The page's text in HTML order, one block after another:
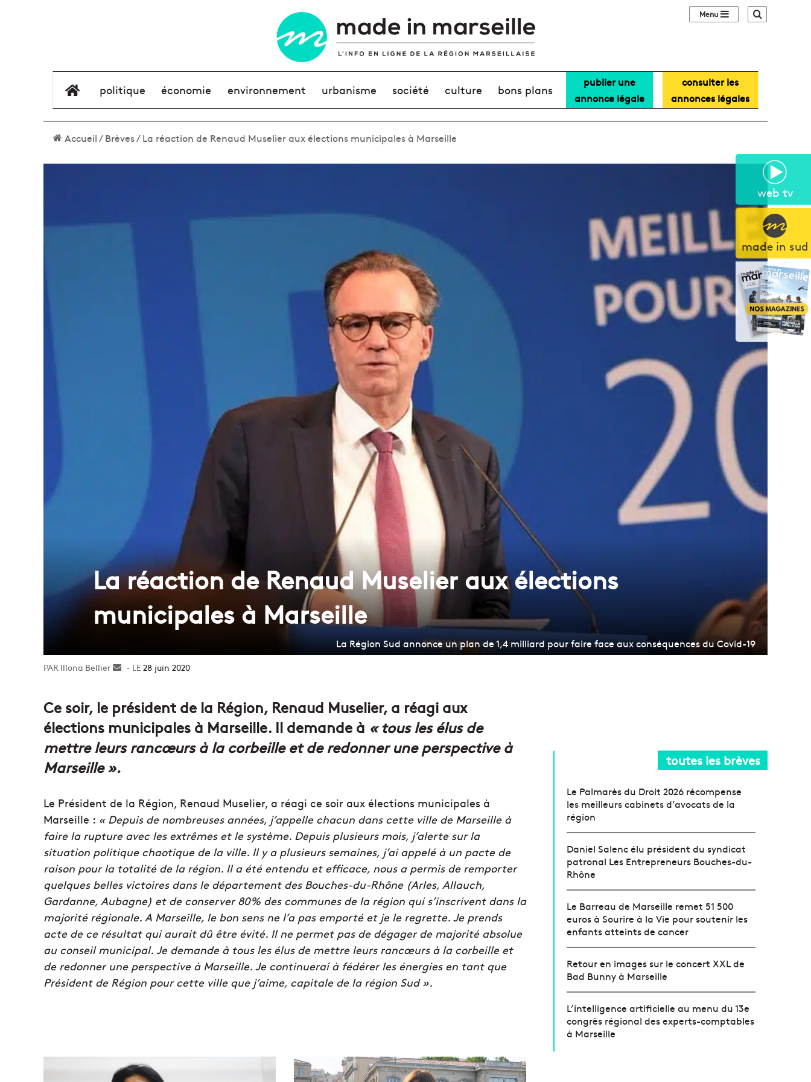
web tv
made in sud
Sidebar (barre
élément de menu
politique économie environnement urbanisme société culture bons plans
publier une
annonce légale
consulter les
annonces légales
Accueil/Brèves/La réaction de Renaud Muselier aux élections municipales à Marseille
La réaction de Renaud Muselier aux élections
municipales à Marseille
La Région Sud annonce un plan de 1,4 milliard pour faire face aux conséquences du Covid-19
Illona Bellier
Envoyer28 juin 2020
Ce soir, le président de la Région, Renaud Muselier, a réagi aux
élections municipales à Marseille. Il demande à «tous les élus de
mettre leurs rancœurs à la corbeille et de redonner une perspective à
Marseille ».
Le Président de la Région, Renaud Muselier, a réagi ce soir aux élections municipales à
Marseille : « Depuis de nombreuses années, j’appelle chacun dans cette ville de Marseille à
faire la rupture avec les extrêmes et le système. Depuis plusieurs mois, j’alerte sur la
situation politique chaotique de la ville. Il y a plusieurs semaines, j’ai appelé à un pacte de
raison pour la totalité de la région. Il a été entendu et efficace, nous a permis de remporter
quelques belles victoires dans le département des Bouches-du-Rhône (Arles, Allauch,
Gardanne, Aubagne) et de conserver 80% des communes de la région qui s’inscrivent dans la
majorité régionale. A Marseille, le bon sens ne l’a pas emporté et je le regrette. Je prends
acte de ce résultat qui aurait dû être évité. Il ne permet pas de dégager de majorité absolue
au conseil municipal. Je demande à tous les élus de mettre leurs rancœurs à la corbeille et
de redonner une perspective à Marseille. Je continuerai à fédérer les énergies en tant que
Président de Région pour cette ville que j’aime, capitale de la région Sud ».
M
u
toutes les brèves
Le Palmarès du Droit 2026 récompense
les meilleurs cabinets d’avocats de la
région
Daniel Salenc élu président du syndicat
patronal Les Entrepreneurs Bouches-du-
Rhône
Le Barreau de Marseille remet 51 500
euros à Sourire à la Vie pour soutenir les
enfants atteints de cancer
Retour en images sur le concert XXL de
Bad Bunny à Marseille
L’intelligence artificielle au menu du 13e
congrès régional des experts-comptables
à Marseille